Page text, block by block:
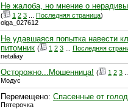
Не жалоба, но мнение о
( 1 2 3 Последняя страница)
olga_027612
Не удавшаяся попытка навести
питомник ( 1 2 3 Последняя
netaliay
Осторожно...Мошенница! ( 1 2 3
Модус
Перемещено: Спасенные от
Пятерочка